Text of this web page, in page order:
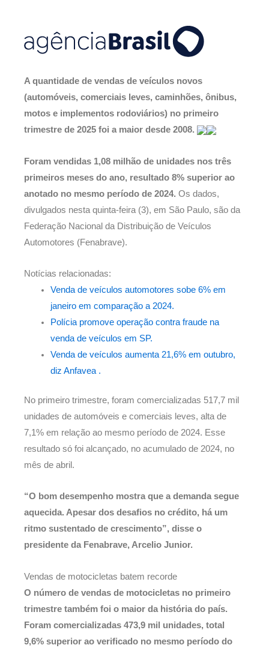
A quantidade de vendas de veículos novos
(automóveis, comerciais leves, caminhões, ônibus,
motos e implementos rodoviários) no primeiro
trimestre de 2025 foi a maior desde 2008.
Foram vendidas 1,08 milhão de unidades nos três
primeiros meses do ano, resultado 8% superior ao
anotado no mesmo período de 2024. Os dados,
divulgados nesta quinta-feira (3), em São Paulo, são da
Federação Nacional da Distribuição de Veículos
Automotores (Fenabrave).
Notícias relacionadas:
Venda de veículos automotores sobe 6% em
janeiro em comparação a 2024.
Polícia promove operação contra fraude na
venda de veículos em SP.
Venda de veículos aumenta 21,6% em outubro,
diz Anfavea .
No primeiro trimestre, foram comercializadas 517,7 mil
unidades de automóveis e comerciais leves, alta de
7,1% em relação ao mesmo período de 2024. Esse
resultado só foi alcançado, no acumulado de 2024, no
mês de abril.
“O bom desempenho mostra que a demanda segue
aquecida. Apesar dos desafios no crédito, há um
ritmo sustentado de crescimento”, disse o
presidente da Fenabrave, Arcelio Junior.
Vendas de motocicletas batem recorde
O número de vendas de motocicletas no primeiro
trimestre também foi o maior da história do país.
Foram comercializadas 473,9 mil unidades, total
9,6% superior ao verificado no mesmo período do